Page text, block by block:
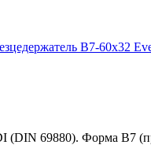
(DIN 69880). Форма